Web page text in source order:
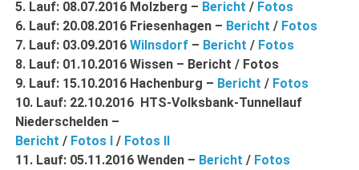
5. Lauf: 08.07.2016 Molzberg – Bericht / Fotos
6. Lauf: 20.08.2016 Friesenhagen – Bericht / Fotos
7. Lauf: 03.09.2016Wilnsdorf – Bericht / Fotos
8. Lauf: 01.10.2016 Wissen – Bericht / Fotos
9. Lauf: 15.10.2016 Hachenburg – Bericht / Fotos
10. Lauf: 22.10.2016 HTS-Volksbank-Tunnellauf
Niederschelden –
Bericht/ Fotos I / Fotos II
11. Lauf: 05.11.2016 Wenden – Bericht / Fotos